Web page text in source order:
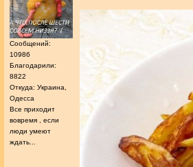
Сообщений:
10986
Благодарили:
8822
Откуда: Украина,
Одесса
Все приходит
вовремя , если
люди умеют
ждать...